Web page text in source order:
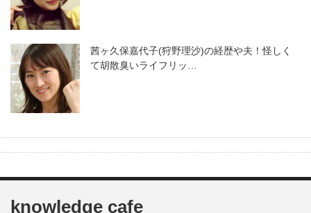
茜ヶ久保嘉代子(狩野理沙)の経歴や夫！怪しく
て胡散臭いライフリッ…
knowledge cafe